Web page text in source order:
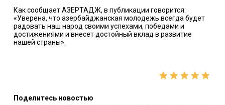
Как сообщает АЗЕРТАДЖ, в публикации говорится:
«Уверена, что азербайджанская молодежь всегда будет
радовать наш народ своими успехами, победами и
достижениями и внесет достойный вклад в развитие
нашей страны».
Поделитесь новостью